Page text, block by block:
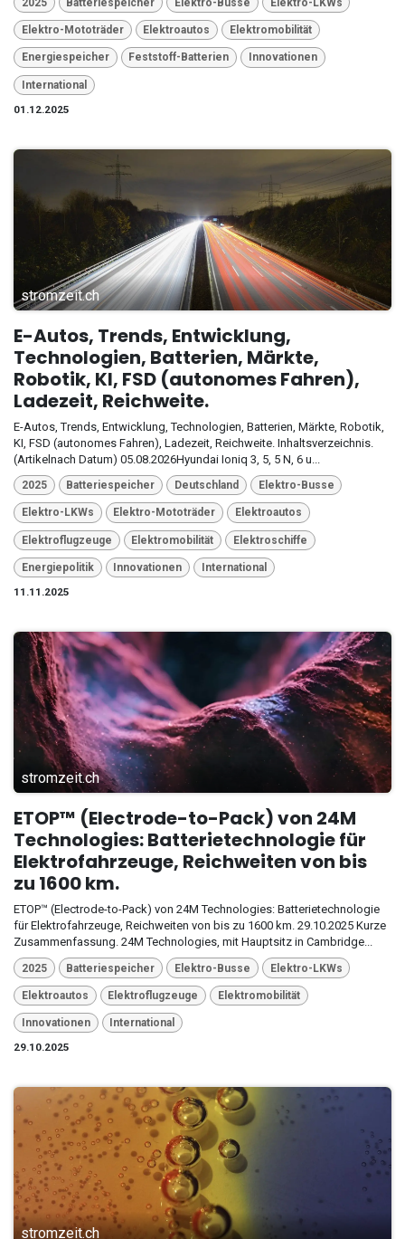
Elektro-Mototräder Elektroautos Elektromobilität
Energiespeicher Feststoff-Batterien Innovationen
International
01.12.2025
stromzeit.ch
E-Autos, Trends, Entwicklung,
Technologien, Batterien, Märkte,
Robotik, KI, FSD (autonomes Fahren),
Ladezeit, Reichweite.
E-Autos, Trends, Entwicklung, Technologien, Batterien, Märkte, Robotik,
KI, FSD (autonomes Fahren), Ladezeit, Reichweite. Inhaltsverzeichnis.
(Artikelnach Datum) 05.08.2026Hyundai Ioniq 3, 5, 5 N, 6 u...
2025 Batteriespeicher Deutschland Elektro-Busse
Elektro-LKWs Elektro-Mototräder Elektroautos
Elektroflugzeuge Elektromobilität Elektroschiffe
Energiepolitik Innovationen
International
11.11.2025
stromzeit.ch
ETOP™ (Electrode-to-Pack) von 24M
Technologies: Batterietechnologie für
Elektrofahrzeuge, Reichweiten von bis
zu 1600 km.
ETOP™ (Electrode-to-Pack) von 24M Technologies: Batterietechnologie
für Elektrofahrzeuge, Reichweiten von bis zu 1600 km. 29.10.2025 Kurze
Zusammenfassung. 24M Technologies, mit Hauptsitz in Cambridge...
2025 Batteriespeicher Elektro-Busse Elektro-LKWs
Elektroautos Elektroflugzeuge Elektromobilität
Innovationen
International
29.10.2025
stromzeit.ch